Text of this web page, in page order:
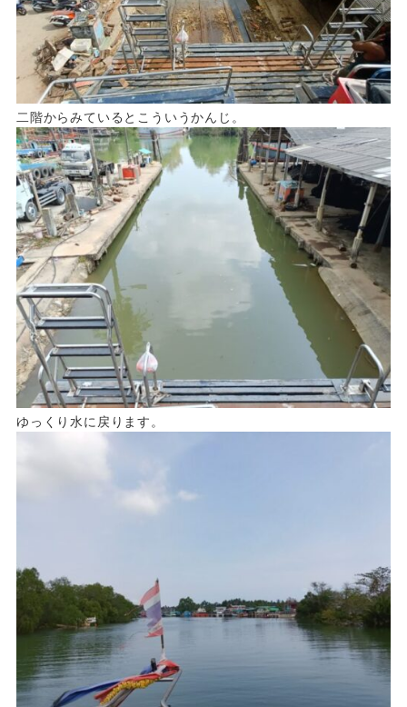
二階からみているとこういうかんじ。
ゆっくり水に戻ります。